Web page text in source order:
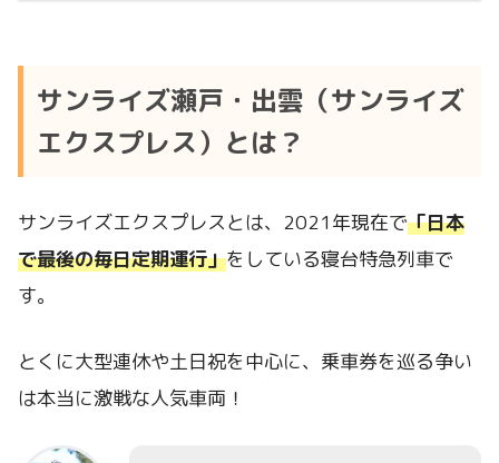
サンライズ瀬戸・出雲（サンライズ
エクスプレス）とは？
サンライズエクスプレスとは、2021年現在で「日本
で最後の毎日定期運行」をしている寝台特急列車で
す。
とくに大型連休や土日祝を中心に、乗車券を巡る争い
は本当に激戦な人気車両！